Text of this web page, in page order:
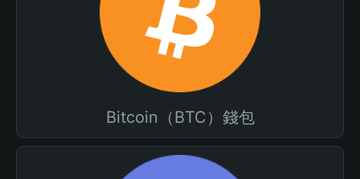
Bitcoin（BTC）錢包